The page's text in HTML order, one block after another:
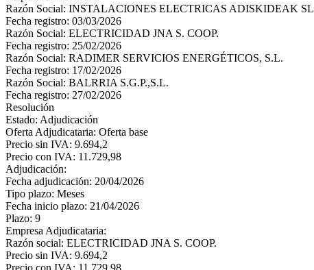
Razón Social: INSTALACIONES ELECTRICAS ADISKIDEAK SL
Fecha registro: 03/03/2026
Razón Social: ELECTRICIDAD JNA S. COOP.
Fecha registro: 25/02/2026
Razón Social: RADIMER SERVICIOS ENERGÉTICOS, S.L.
Fecha registro: 17/02/2026
Razón Social: BALRRIA S.G.P.,S.L.
Fecha registro: 27/02/2026
Resolución
Estado: Adjudicación
Oferta Adjudicataria: Oferta base
Precio sin IVA: 9.694,2
Precio con IVA: 11.729,98
Adjudicación:
Fecha adjudicación: 20/04/2026
Tipo plazo: Meses
Fecha inicio plazo: 21/04/2026
Plazo: 9
Empresa Adjudicataria:
Razón social: ELECTRICIDAD JNA S. COOP.
Precio sin IVA: 9.694,2
Precio con IVA: 11.729,98